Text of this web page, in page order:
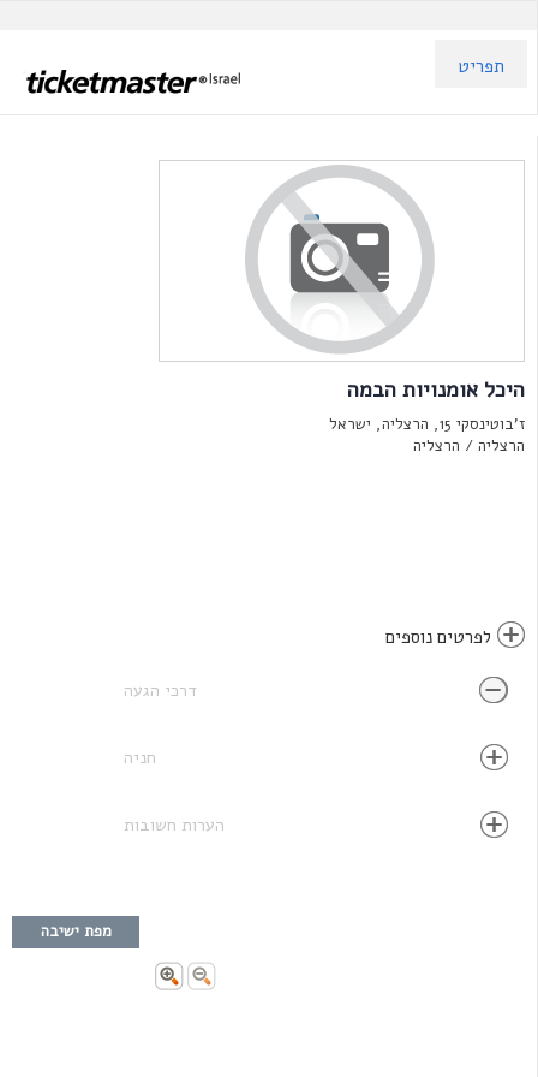
תפריט
היכל אומנויות הבמה
ז'בוטינסקי 15, הרצליה, ישראל
הרצליה / הרצליה
לפרטים נוספים
דרכי הגעה
חניה
הערות חשובות
מפת ישיבה